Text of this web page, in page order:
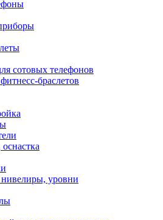
сотовых телефонов
браслетов
уровни